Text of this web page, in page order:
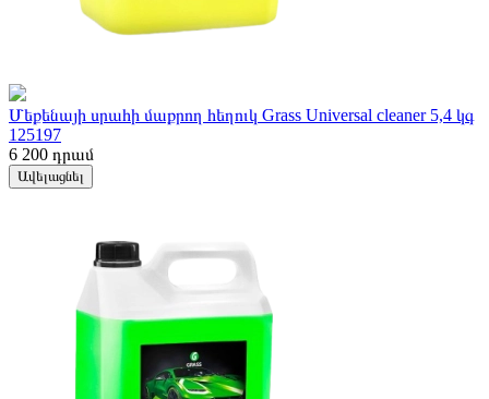
Մեքենայի սրահի մաքրող հեղուկ Grass Universal cleaner 5,4 կգ
125197
6 200 դրամ
Ավելացնել